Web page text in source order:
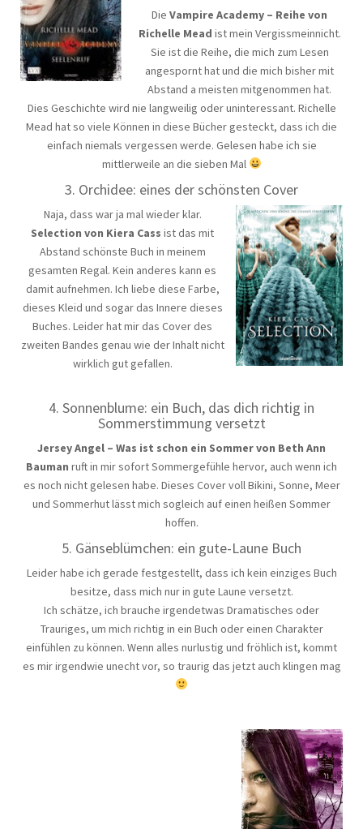
Die Vampire Academy – Reihe von
Richelle Mead ist mein Vergissmeinnicht.
Sie ist die Reihe, die mich zum Lesen
angespornt hat und die mich bisher mit
Abstand a meisten mitgenommen hat.
Dies Geschichte wird nie langweilig oder uninteressant. Richelle
Mead hat so viele Können in diese Bücher gesteckt, dass ich die
einfach niemals vergessen werde. Gelesen habe ich sie
mittlerweile an die sieben Mal
3. Orchidee: eines der schönsten Cover
Naja, dass war ja mal wieder klar.
Selection von Kiera Cass ist das mit
Abstand schönste Buch in meinem
gesamten Regal. Kein anderes kann es
damit aufnehmen. Ich liebe diese Farbe,
dieses Kleid und sogar das Innere dieses
Buches. Leider hat mir das Cover des
zweiten Bandes genau wie der Inhalt nicht
wirklich gut gefallen.
4. Sonnenblume: ein Buch, das dich richtig in
Sommerstimmung versetzt
Jersey Angel – Was ist schon ein Sommer von Beth Ann
Bauman ruft in mir sofort Sommergefühle hervor, auch wenn ich
es noch nicht gelesen habe. Dieses Cover voll Bikini, Sonne, Meer
und Sommerhut lässt mich sogleich auf einen heißen Sommer
hoffen.
5. Gänseblümchen: ein gute-Laune Buch
Leider habe ich gerade festgestellt, dass ich kein einziges Buch
besitze, dass mich nur in gute Laune versetzt.
Ich schätze, ich brauche irgendetwas Dramatisches oder
Trauriges, um mich richtig in ein Buch oder einen Charakter
einfühlen zu können. Wenn alles nurlustig und fröhlich ist, kommt
es mir irgendwie unecht vor, so traurig das jetzt auch klingen mag